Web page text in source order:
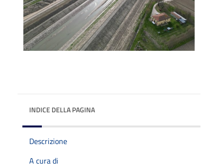
INDICE DELLA PAGINA
Descrizione
A cura di